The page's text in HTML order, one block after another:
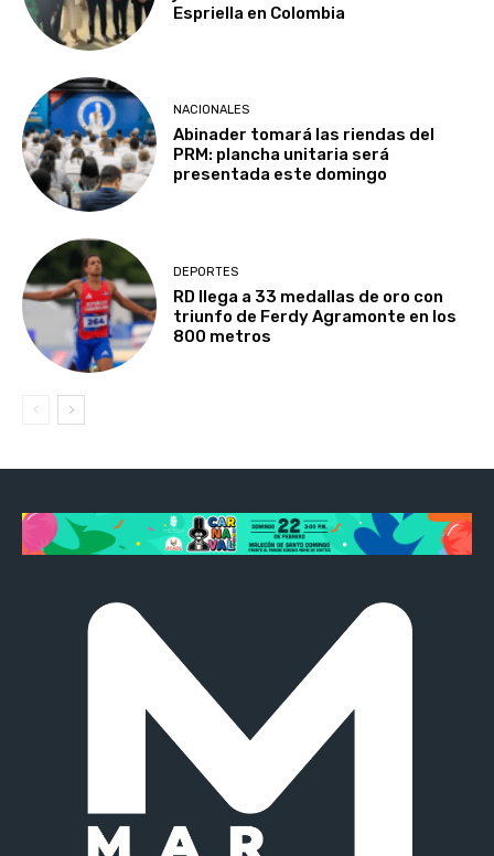
Espriella en Colombia
NACIONALES
Abinader tomará las riendas del
PRM: plancha unitaria será
presentada este domingo
DEPORTES
RD llega a 33 medallas de oro con
triunfo de Ferdy Agramonte en los
800 metros